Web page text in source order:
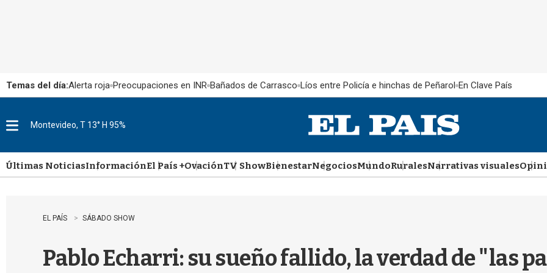
Temas del día:Alerta roja Preocupaciones en INR Bañados de Carrasco Líos entre Policía e hinchas de Peñarol En Clave País
u
Montevideo, T 13° H 95%
Últimas NoticiasInformaciónEl País +OvaciónTV ShowBienestarNegociosMundoRuralesNarrativas visuales
EL PAÍS SÁBADO SHOW
Pablo Echarri: su sueño fallido, la verdad de "las